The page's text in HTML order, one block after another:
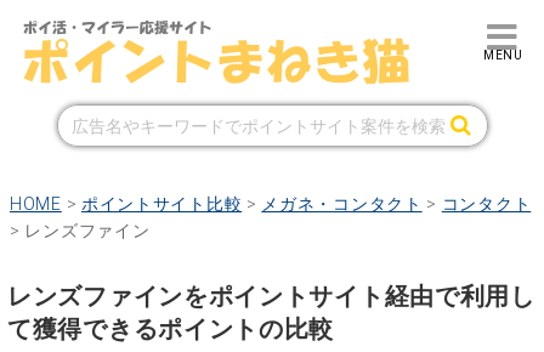
HOME > ポイントサイト比較 > メガネ・コンタクト > コンタクト
> レンズファイン
レンズファインをポイントサイト経由で利用し
て獲得できるポイントの比較